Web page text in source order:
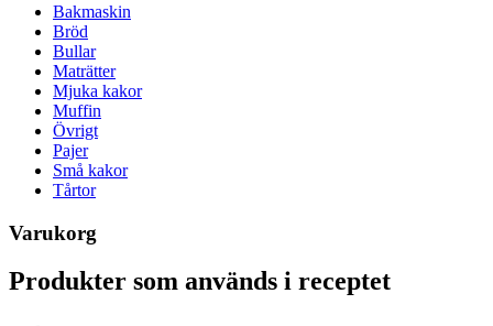
Bakmaskin
Bröd
Bullar
Maträtter
Mjuka kakor
Muffin
Övrigt
Pajer
Små kakor
Tårtor
Varukorg
Produkter som används i receptet